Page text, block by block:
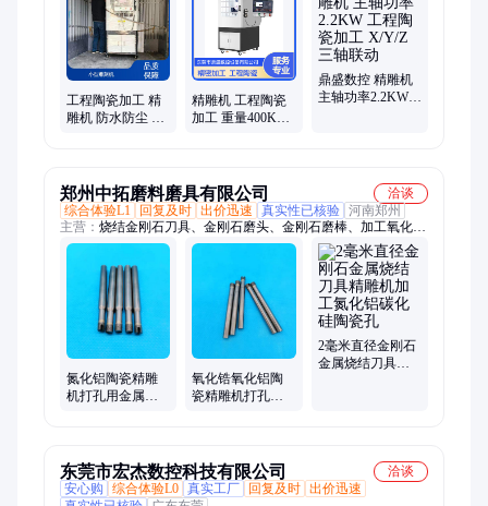
工程陶瓷加工 精
雕机 防水防尘 进
精雕机 工程陶瓷
加工 重量400KG
鼎盛数控 精雕机
主轴功率2.2KW
郑州中拓磨料磨具有限公司
洽谈
综合体验L1
回复及时 出价迅速 真实性已核验 河南郑州
主营： 烧结金刚石刀具、金刚石磨头、金刚石磨棒、加工氧化铝
陶瓷刀具、加工碳化硅陶瓷刀具、陶瓷CBN磨头、加工陶瓷刀
具、cbn内圆磨砂轮、金刚石磨盘
氮化铝陶瓷精雕
机打孔用金属金
氧化锆氧化铝陶
瓷精雕机打孔用
2毫米直径金刚石
金属烧结刀具精
东莞市宏杰数控科技有限公司
洽谈
安心购
综合体验L0 真实工厂 回复及时 出价迅速